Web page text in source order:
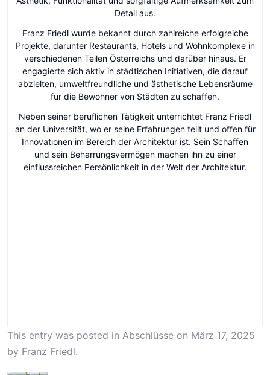
Detail aus.
Franz Friedl wurde bekannt durch zahlreiche erfolgreiche
Projekte, darunter Restaurants, Hotels und Wohnkomplexe in
verschiedenen Teilen Österreichs und darüber hinaus. Er
engagierte sich aktiv in städtischen Initiativen, die darauf
abzielten, umweltfreundliche und ästhetische Lebensräume
für die Bewohner von Städten zu schaffen.
Neben seiner beruflichen Tätigkeit unterrichtet Franz Friedl
an der Universität, wo er seine Erfahrungen teilt und offen für
Innovationen im Bereich der Architektur ist. Sein Schaffen
und sein Beharrungsvermögen machen ihn zu einer
einflussreichen Persönlichkeit in der Welt der Architektur.
This entry was posted in Abschlüsse on März 17, 2025
by Franz Friedl.